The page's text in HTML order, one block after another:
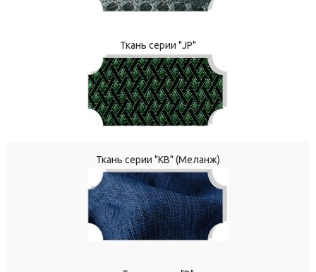
Ткань серии "JP"
Ткань серии "КВ" (Меланж)